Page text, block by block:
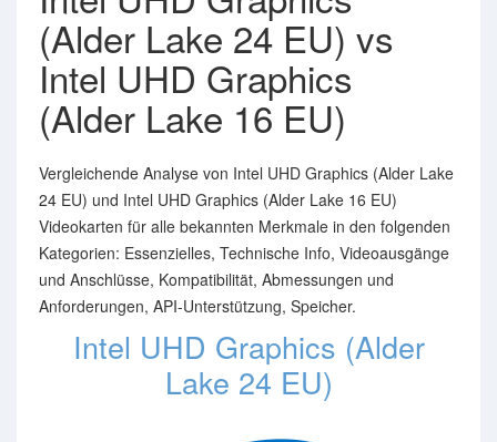
(Alder Lake 24 EU) vs
Intel UHD Graphics
(Alder Lake 16 EU)
Vergleichende Analyse von Intel UHD Graphics (Alder Lake
24 EU) und Intel UHD Graphics (Alder Lake 16 EU)
Videokarten für alle bekannten Merkmale in den folgenden
Kategorien: Essenzielles, Technische Info, Videoausgänge
und Anschlüsse, Kompatibilität, Abmessungen und
Anforderungen, API-Unterstützung, Speicher.
Intel UHD Graphics (Alder
Lake 24 EU)